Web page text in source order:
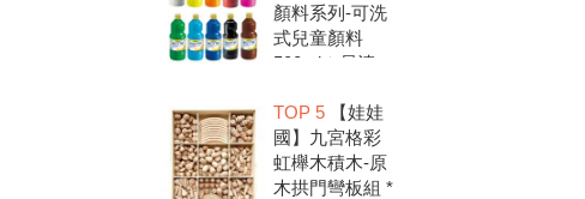
顏料系列-可洗
式兒童顏料
500ml＊易清
童美勞.親子部
落客推薦
TOP 5【娃娃
國】九宮格彩
虹櫸木積木-原
木拱門彎板組 *